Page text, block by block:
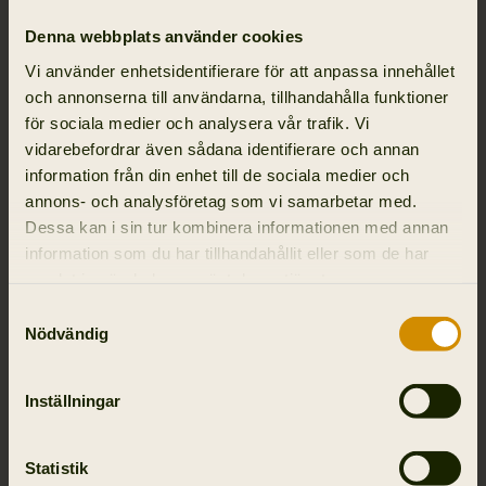
Denna webbplats använder cookies
Vi använder enhetsidentifierare för att anpassa innehållet
och annonserna till användarna, tillhandahålla funktioner
för sociala medier och analysera vår trafik. Vi
vidarebefordrar även sådana identifierare och annan
information från din enhet till de sociala medier och
annons- och analysföretag som vi samarbetar med.
Dessa kan i sin tur kombinera informationen med annan
information som du har tillhandahållit eller som de har
Nödvändig
Inställningar
Statistik
Inskickad av:@siwy_on_the_hunt